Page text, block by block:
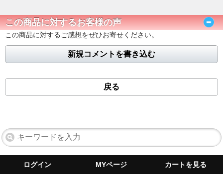
この商品に対するお客様の声
この商品に対するご感想をぜひお寄せください。
新規コメントを書き込む
戻る
ログイン MYページ カートを見る